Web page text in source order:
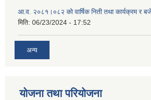
आ.व. २०८१।०८२ को वार्षिक निती तथा कार्यक्रम र
मिति: 06/23/2024 - 17:52
अन्य
योजना तथा परियोजना